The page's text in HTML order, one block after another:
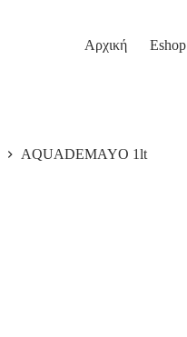
Αρχική Eshop
AQUADEMAYO 1lt